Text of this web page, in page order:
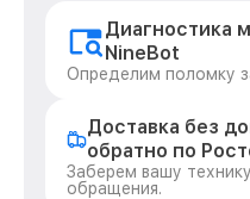
Диагностика
NineBot
Определим поломку
Доставка без
обратно по
Заберем вашу
обращения.